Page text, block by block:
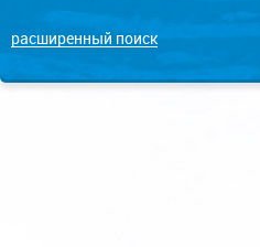
расширенный поиск